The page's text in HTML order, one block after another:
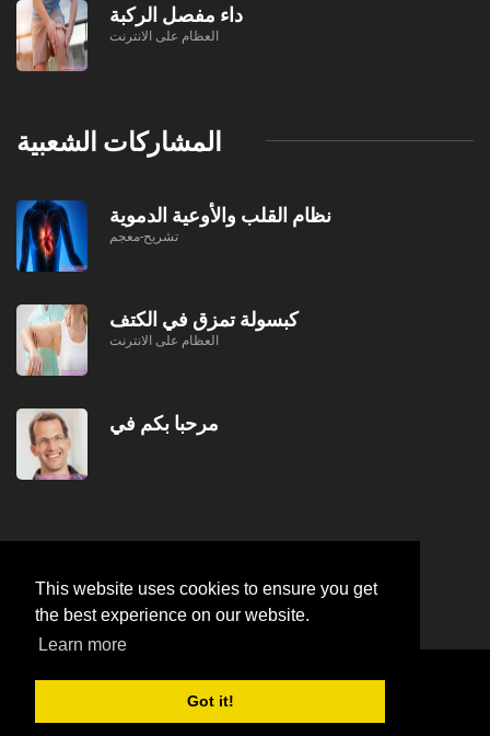
This website uses cookies to ensure you get
the best experience on our website.
Learn more
Got it!
داء مفصل الركبة
العظام على الانترنت
المشاركات الشعبية
نظام القلب والأوعية الدموية
تشريح-معجم
كبسولة تمزق في الكتف
العظام على الانترنت
مرحبا بكم في